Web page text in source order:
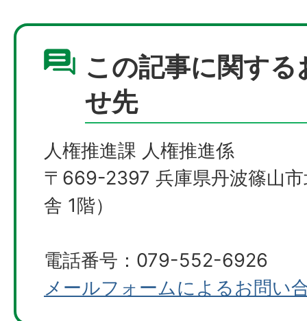
この記事に関する
せ先
人権推進課 人権推進係
〒669-2397 兵庫県丹波篠山
舎 1階）
電話番号：079-552-6926
メールフォームによるお問い